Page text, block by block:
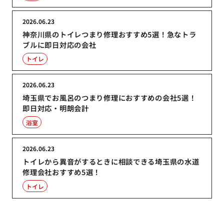
神奈川県のトイレつまり修理おすすめ5選！急なトラ
ブルに即日対応の会社
2026.06.23
トイレ
埼玉県でお風呂のつまり修理におすすめの会社5選！
即日対応・明朗会計
2026.06.23
浴室
トイレから異音がするときに相談できる埼玉県の水道
修理会社おすすめ5選！
2026.06.23
トイレ